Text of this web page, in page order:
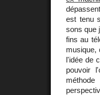
est tenu
sons que
fins au
musique,
l'idée de
pouvoir